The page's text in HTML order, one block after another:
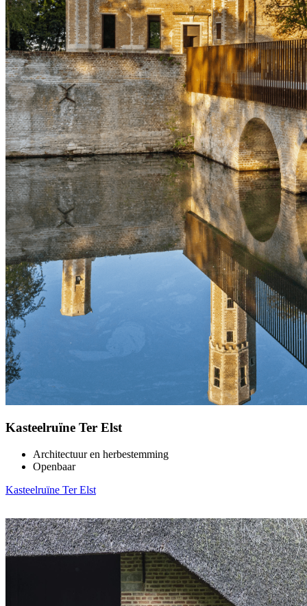
Kasteelruïne Ter Elst
Architectuur en herbestemming
Openbaar
Kasteelruïne Ter Elst